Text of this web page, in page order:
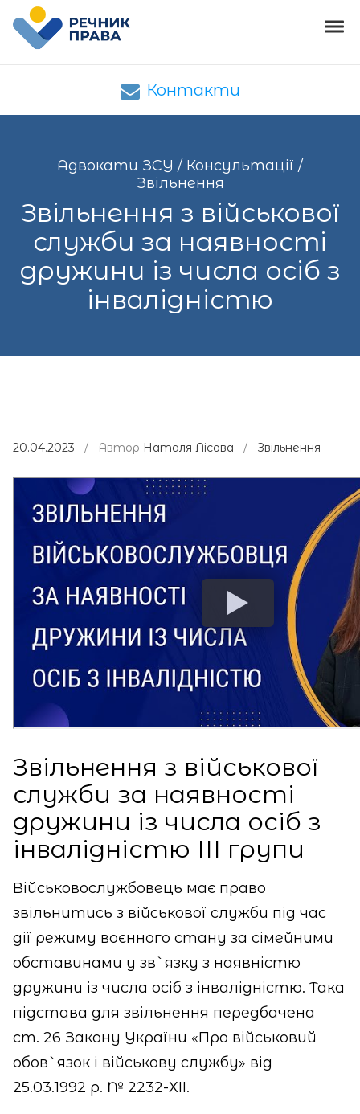
Skip to navigation
Skip to content
Адвокати ЗСУ
Контакти
Звільнення з військової
служби за наявності
дружини із числа осіб з
інвалідністю
Адвокати ЗСУ / Консультації /
Звільнення
20.04.2023 / Автор Наталя Лісова / Звільнення
Звільнення з військової
служби за наявності
дружини із числа осіб з
інвалідністю ІІІ групи
Військовослужбовець має право
звільнитись з військової служби під час
дії режиму воєнного стану за сімейними
обставинами у зв`язку з наявністю
дружини із числа осіб з інвалідністю. Така
підстава для звільнення передбачена
ст. 26 Закону України «Про військовий
обов`язок і військову службу» від
25.03.1992 р. № 2232-ХІІ.